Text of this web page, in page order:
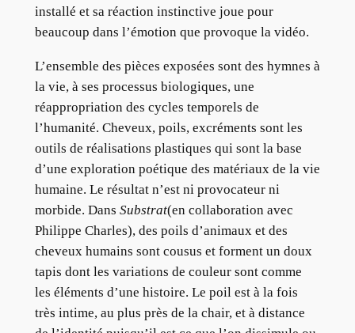
installé et sa réaction instinctive joue pour
beaucoup dans l’émotion que provoque la vidéo.
L’ensemble des pièces exposées sont des hymnes à
la vie, à ses processus biologiques, une
réappropriation des cycles temporels de
l’humanité. Cheveux, poils, excréments sont les
outils de réalisations plastiques qui sont la base
d’une exploration poétique des matériaux de la vie
humaine. Le résultat n’est ni provocateur ni
morbide. Dans Substrat(en collaboration avec
Philippe Charles), des poils d’animaux et des
cheveux humains sont cousus et forment un doux
tapis dont les variations de couleur sont comme
les éléments d’une histoire. Le poil est à la fois
très intime, au plus près de la chair, et à distance